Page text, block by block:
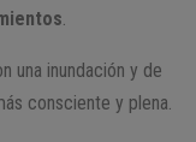
.
una inundación y de
consciente y plena.